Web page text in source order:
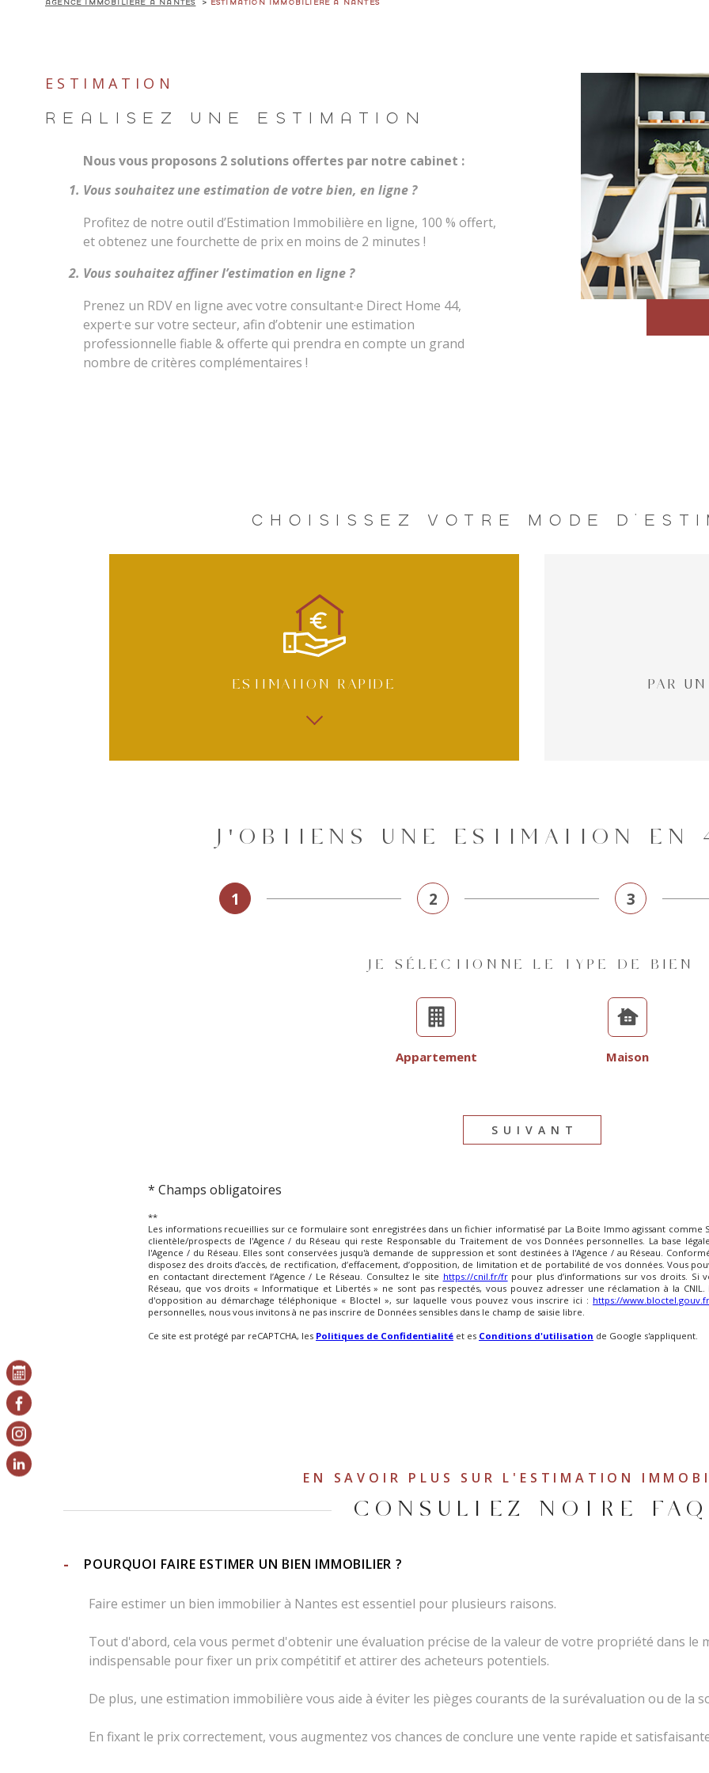
AGENCE IMMOBILIÈRE À NANTES ESTIMATION IMMOBILIÈRE À NANTES
DE L'ANCIEN
À L'ANNÉE
Type de bien
ESTIMATION
RÉALISEZ UNE ESTIMATION
Nous vous proposons 2 solutions offertes par notre cabinet :
Vous souhaitez une estimation de votre bien, en ligne ?
Profitez de notre outil d’Estimation Immobilière en ligne, 100 % offert,
et obtenez une fourchette de prix en moins de 2 minutes !
Vous souhaitez affiner l’estimation en ligne ?
Prenez un RDV en ligne avec votre consultant·e Direct Home 44,
expert·e sur votre secteur, afin d’obtenir une estimation
professionnelle fiable & offerte qui prendra en compte un grand
nombre de critères complémentaires !
CHOISISSEZ VOTRE MODE
ESTIMATION RAPIDE PAR
J'OBTIENS UNE ESTIMATION EN
1 2 3
JE SÉLECTIONNE LE TYPE DE BIEN
Appartement Maison
SUIVANT
* Champs obligatoires
**
Les informations recueillies sur ce formulaire sont enregistrées dans un fichier informatisé par La Boite Immo agissant
clientèle/prospects de l'Agence / du Réseau qui reste Responsable du Traitement de vos Données personnelles. La base
l'Agence / du Réseau. Elles sont conservées jusqu'à demande de suppression et sont destinées à l'Agence / au Réseau.
disposez des droits d’accès, de rectification, d’effacement, d’opposition, de limitation et de portabilité de vos données. Vous
en contactant directement l’Agence / Le Réseau. Consultez le site https://cnil.fr/frpour plus d’informations sur vos droits. Si
Réseau, que vos droits « Informatique et Libertés » ne sont pas respectés, vous pouvez adresser une réclamation à la
d'opposition au démarchage téléphonique « Bloctel », sur laquelle vous pouvez vous inscrire ici : https://www.bloctel.gouv.fr
personnelles, nous vous invitons à ne pas inscrire de Données sensibles dans le champ de saisie libre.
Ce site est protégé par reCAPTCHA, les Politiques de Confidentialité et es Conditions d'utilisation de Google s'appliquent.
TYPE DE BIEN * ADRESSE DU BIEN *
VOS COORDONNÉES
EN SAVOIR PLUS SUR L'ESTIMATION
CONSULTEZ NOTRE FAQ
POURQUOI FAIRE ESTIMER UN BIEN IMMOBILIER ?
Faire estimer un bien immobilier à Nantes est essentiel pour plusieurs raisons.
Tout d'abord, cela vous permet d'obtenir une évaluation précise de la valeur de votre propriété dans le
indispensable pour fixer un prix compétitif et attirer des acheteurs potentiels.
De plus, une estimation immobilière vous aide à éviter les pièges courants de la surévaluation ou de la
En fixant le prix correctement, vous augmentez vos chances de conclure une vente rapide et